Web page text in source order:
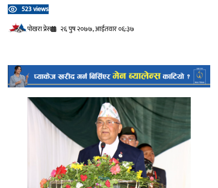
523 views
प‍ोखरा प्रेस
२६ पुष २०७७, आईतवार ०६:३७